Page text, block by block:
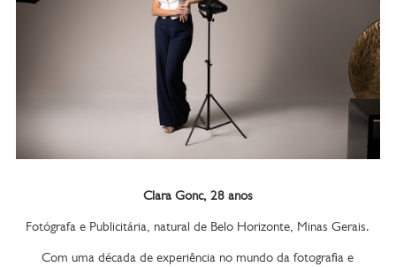
Clara Gonc, 28 anos
Fotógrafa e Publicitária, natural de Belo Horizonte, Minas Gerais.
Com uma década de experiência no mundo da fotografia e